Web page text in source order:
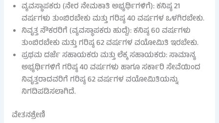
ವ್ಯವಸ್ಥಾಪಕರು (ನೇರ ನೇಮಕಾತಿ ಅಭ್ಯರ್ಥಿಗಳಿಗೆ): ಕನಿಷ್ಠ 21
ವರ್ಷಗಳು ತುಂಬಿರಬೇಕು ಮತ್ತು ಗರಿಷ್ಠ 40 ವರ್ಷಗಳ ಒಳಗಿರಬೇಕು.
ನಿವೃತ್ತ ನೌಕರರಿಗೆ (ವ್ಯವಸ್ಥಾಪಕರು ಹುದ್ದೆ): ಕನಿಷ್ಠ 60 ವರ್ಷಗಳು
ತುಂಬಿರಬೇಕು ಮತ್ತು ಗರಿಷ್ಠ 62 ವರ್ಷಗಳ ವಯೋಮಿತಿ ಇರಬೇಕು.
ಪ್ರಥಮ ದರ್ಜೆ ಸಹಾಯಕರು ಮತ್ತು ಲೆಕ್ಕ ಸಹಾಯಕರು: ಸಾಮಾನ್ಯ
ಅಭ್ಯರ್ಥಿಗಳಿಗೆ ಗರಿಷ್ಠ 40 ವರ್ಷಗಳು ಹಾಗೂ ಸರ್ಕಾರಿ ಸೇವೆಯಿಂದ
ನಿವೃತ್ತರಾದವರಿಗೆ ಗರಿಷ್ಠ 62 ವರ್ಷಗಳ ವಯೋಮಿತಿಯನ್ನು
ನಿಗದಿಪಡಿಸಲಾಗಿದೆ.
ವೇತನಶ್ರೇಣಿ